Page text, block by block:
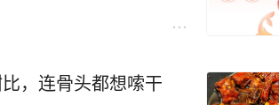
，连骨头都想嗦干